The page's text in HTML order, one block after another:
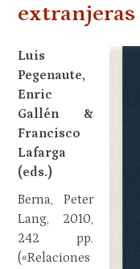
extranjeras
Luis
Pegenaute,
Enric
Gallén &
Francisco
Lafarga
(eds.)
Berna, Peter
Lang, 2010,
242 pp.
(«Relaciones